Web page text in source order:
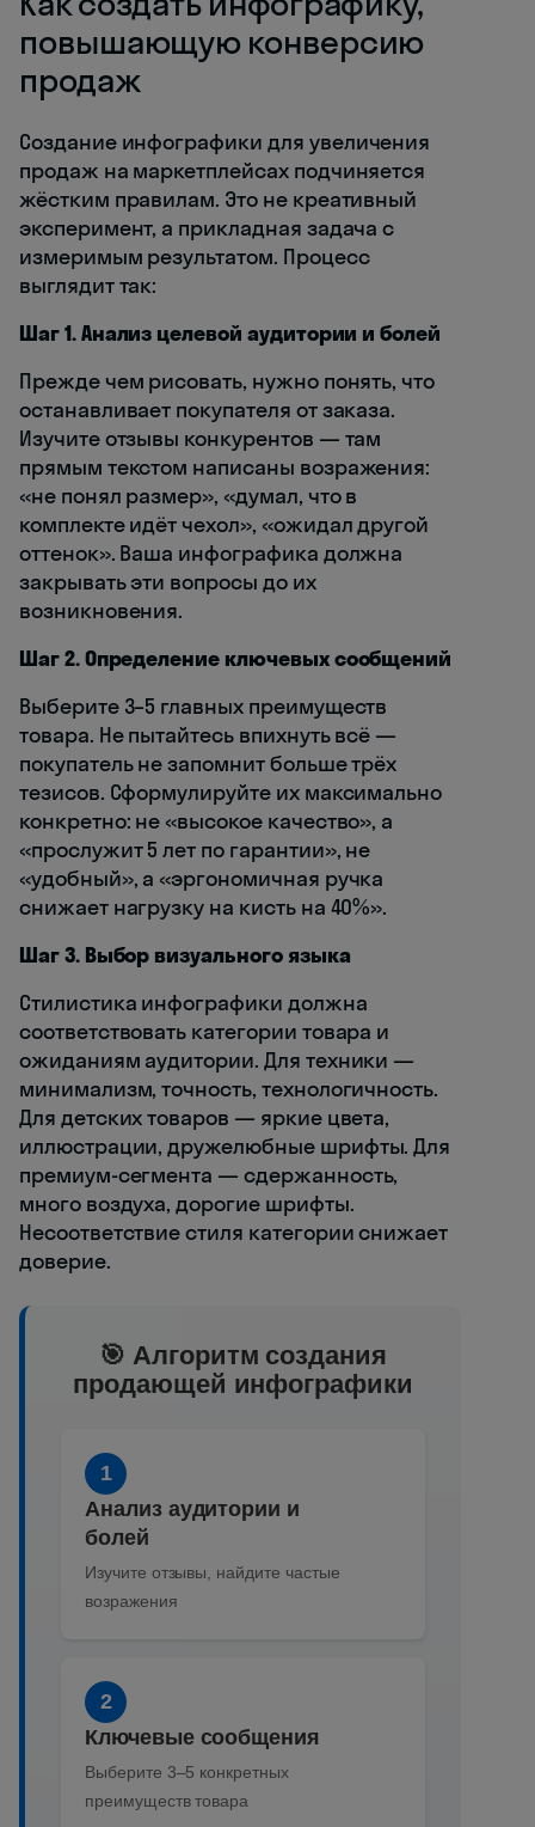
повышающую конверсию
продаж
Создание инфографики для увеличения
продаж на маркетплейсах подчиняется
жёстким правилам. Это не креативный
эксперимент, а прикладная задача с
измеримым результатом. Процесс
выглядит так:
Шаг 1. Анализ целевой аудитории и болей
Прежде чем рисовать, нужно понять, что
останавливает покупателя от заказа.
Изучите отзывы конкурентов — там
прямым текстом написаны возражения:
«не понял размер», «думал, что в
комплекте идёт чехол», «ожидал другой
оттенок». Ваша инфографика должна
закрывать эти вопросы до их
возникновения.
Шаг 2. Определение ключевых сообщений
Выберите 3–5 главных преимуществ
товара. Не пытайтесь впихнуть всё —
покупатель не запомнит больше трёх
тезисов. Сформулируйте их максимально
конкретно: не «высокое качество», а
«прослужит 5 лет по гарантии», не
«удобный», а «эргономичная ручка
снижает нагрузку на кисть на 40%».
Шаг 3. Выбор визуального языка
Стилистика инфографики должна
соответствовать категории товара и
ожиданиям аудитории. Для техники —
минимализм, точность, технологичность.
Для детских товаров — яркие цвета,
иллюстрации, дружелюбные шрифты. Для
премиум-сегмента — сдержанность,
много воздуха, дорогие шрифты.
Несоответствие стиля категории снижает
доверие.
🎯 Алгоритм создания
продающей инфографики
1
Анализ аудитории и
болей
Изучите отзывы, найдите частые
возражения
2
Ключевые сообщения
Выберите 3–5 конкретных
преимуществ товара